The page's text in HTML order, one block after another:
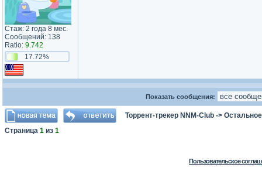
Стаж: 2 года 8 мес.
Сообщений: 138
Ratio: 9.742
17.72%
Показать сообщения:
Торрент-трекер NNM-Club -> Остальное
Страница 1 из 1
Пользовательское